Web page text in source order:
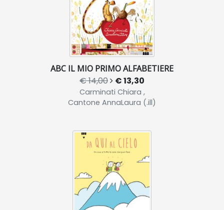
ABC IL MIO PRIMO ALFABETIERE
€ 14,00 € 13,30
Carminati Chiara ,
Cantone AnnaLaura (.ill)